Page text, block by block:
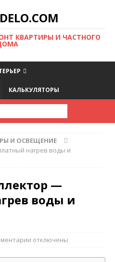
КВАРТИРЫ И ЧАСТНОГО
КАЛЬКУЛЯТОРЫ
И ОСВЕЩЕНИЕ
нагрев воды и
—
воды и
отключены